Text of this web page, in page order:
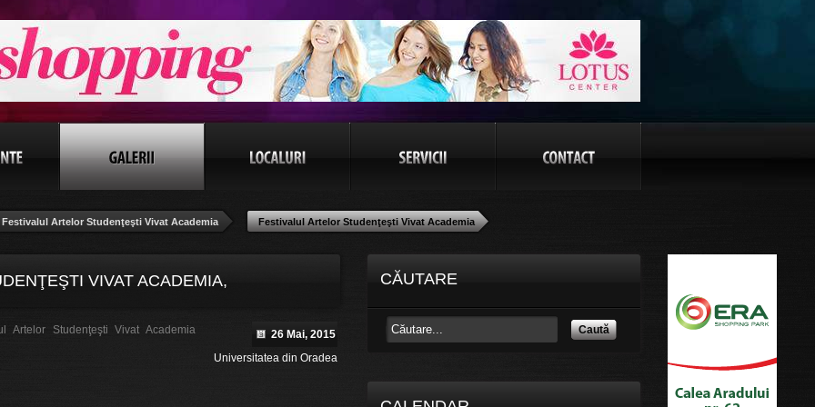
Festivalul Artelor Studenţeşti Vivat Academia Festivalul Artelor Studenţeşti Vivat Academia
VIVAT ACADEMIA,
26 Mai, 2015
Universitatea din Oradea
Studenţeşti Vivat Academia
CĂUTARE
Caută